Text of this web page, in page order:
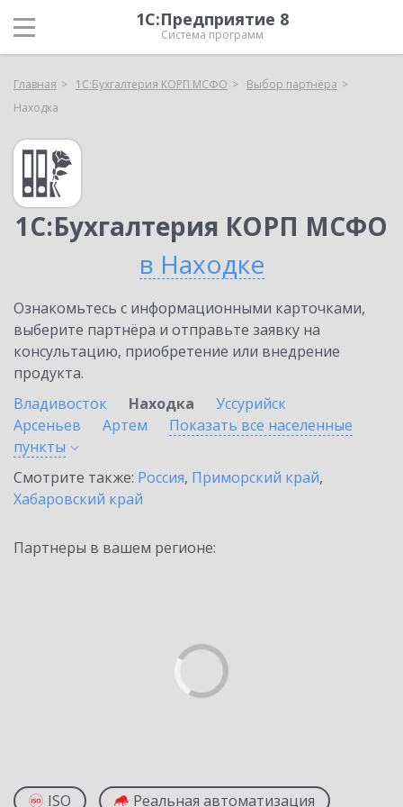
1С:Предприятие 8
Система программ
Главная 1С:Бухгалтерия КОРП МСФО
Выбор партнёра
Находка
1С:Бухгалтерия КОРП МСФО
в Находке
Ознакомьтесь с информационными карточками,
выберите партнёра и отправьте заявку на
консультацию, приобретение или внедрение
продукта.
Владивосток
Находка
Уссурийск
Арсеньев
Артем
Показать все населенные
пункты
Смотрите также: Россия, Приморский край,
Хабаровский край
Партнеры в вашем регионе:
ISO Реальная автоматизация